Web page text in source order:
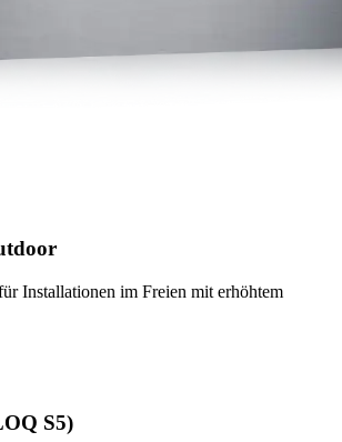
Installationen im Freien mit erhöhtem
S5)